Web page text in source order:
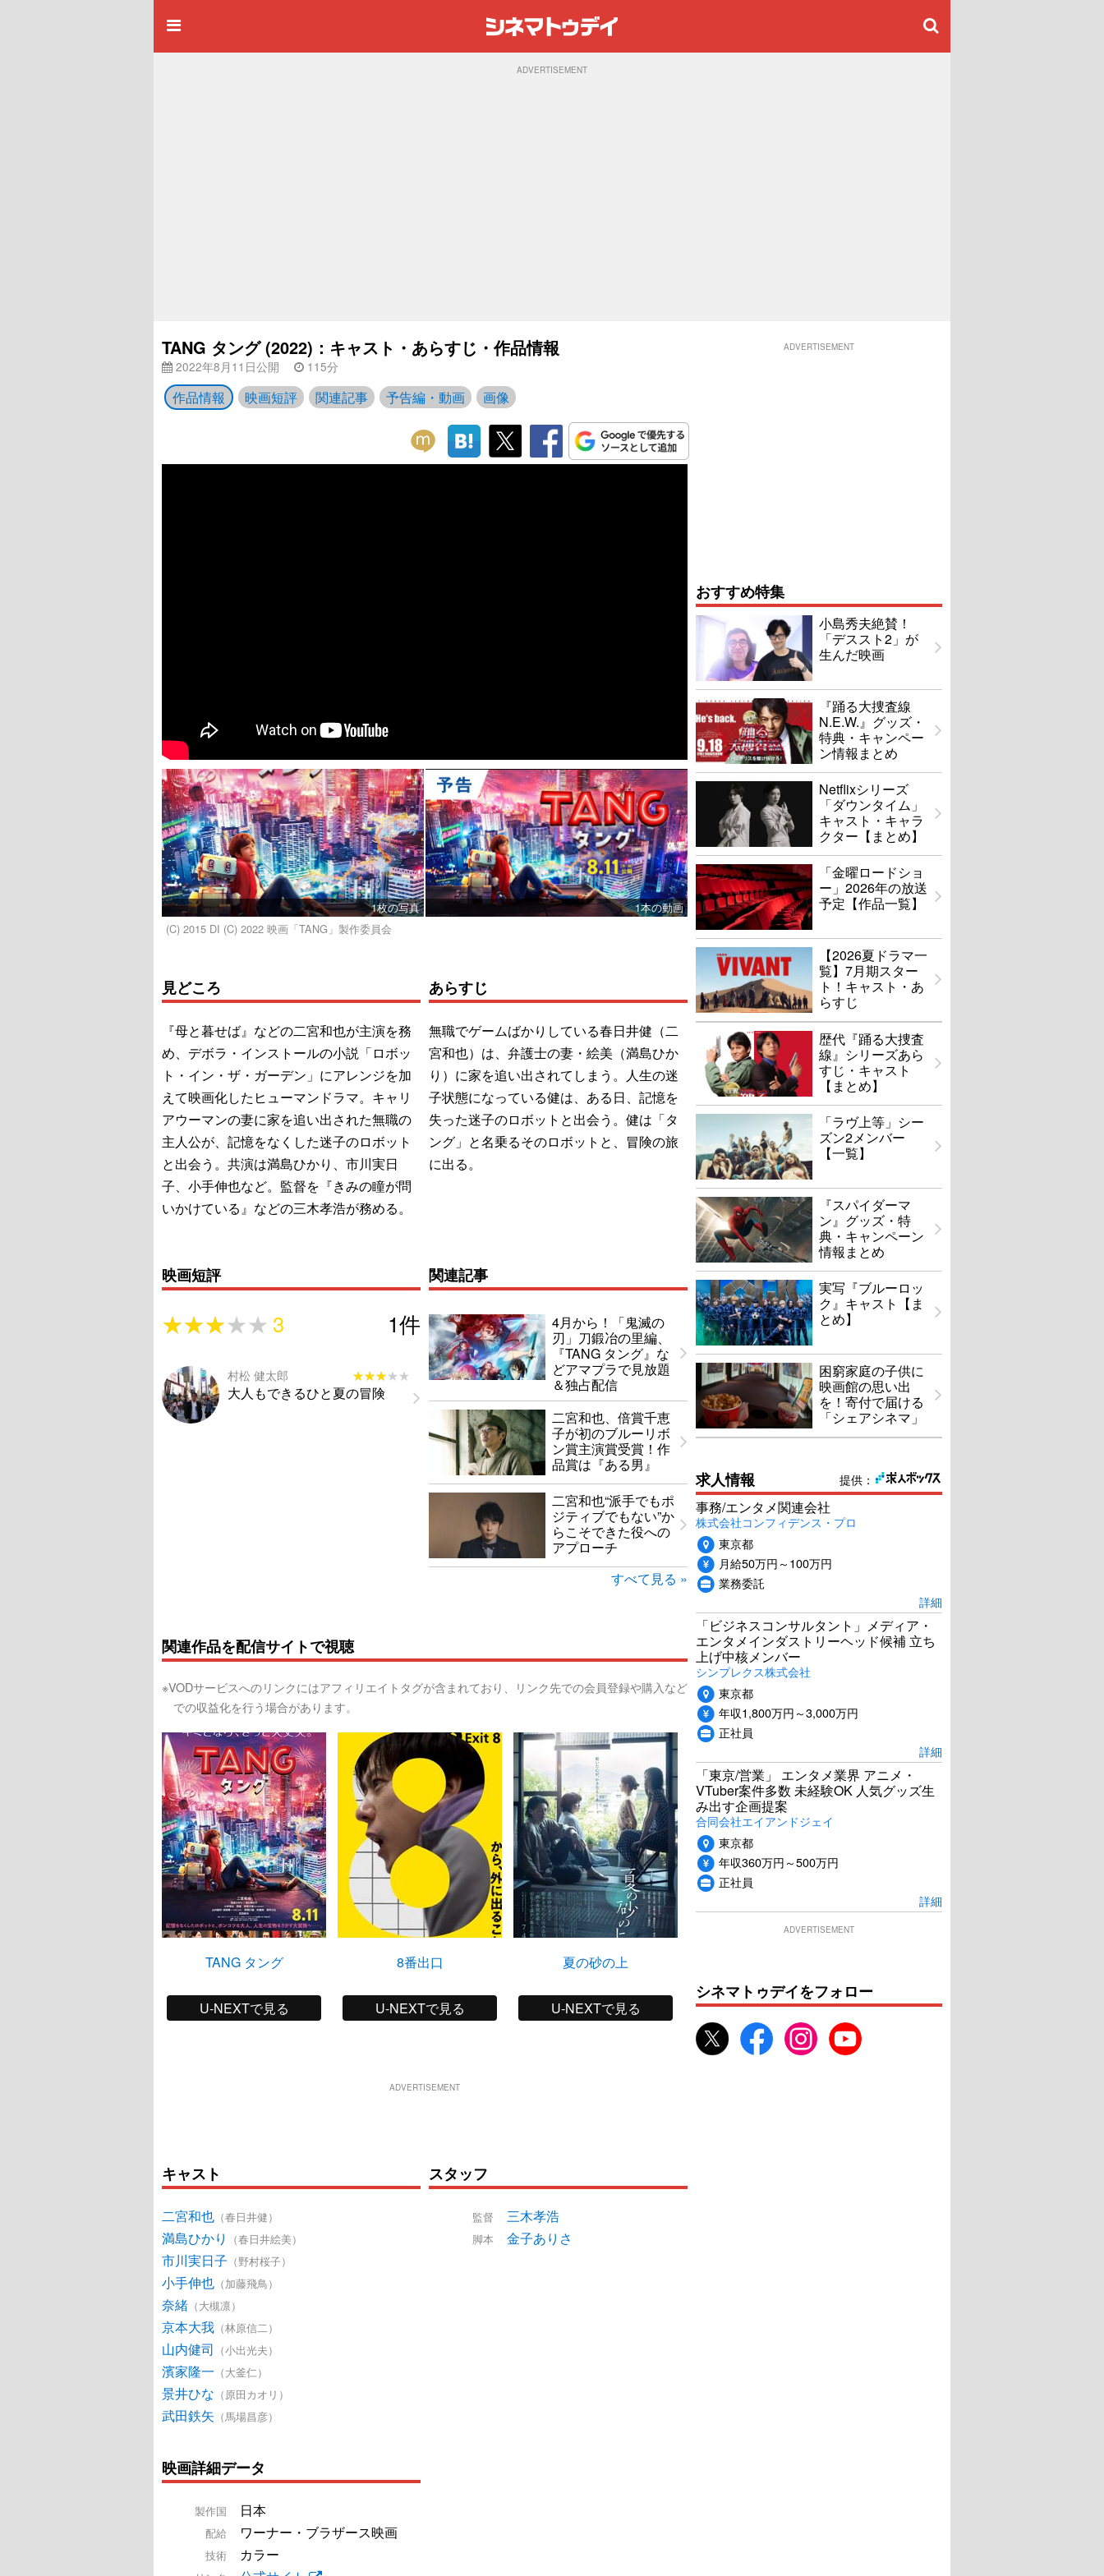
ADVERTISEMENT
TANG タング (2022)：キャスト・あらすじ・作品情報
2022年8月11日公開 115分
作品情報 映画短評 関連記事 予告編・動画 画像
1枚の写真
1本の動画
(C) 2015 DI (C) 2022 映画「TANG」製作委員会
見どころ
『母と暮せば』などの二宮和也が主演を務
め、デボラ・インストールの小説「ロボッ
ト・イン・ザ・ガーデン」にアレンジを加
えて映画化したヒューマンドラマ。キャリ
アウーマンの妻に家を追い出された無職の
主人公が、記憶をなくした迷子のロボット
と出会う。共演は満島ひかり、市川実日
子、小手伸也など。監督を『きみの瞳が問
いかけている』などの三木孝浩が務める。
あらすじ
無職でゲームばかりしている春日井健（二
宮和也）は、弁護士の妻・絵美（満島ひか
り）に家を追い出されてしまう。人生の迷
子状態になっている健は、ある日、記憶を
失った迷子のロボットと出会う。健は「タ
ング」と名乗るそのロボットと、冒険の旅
に出る。
映画短評
★★★★★
★★★★★ 3 1件
村松 健太郎 ★★★★★
★★★★★
大人もできるひと夏の冒険
関連記事
4月から！「鬼滅の
刃」刀鍛冶の里編、
『TANG タング』な
どアマプラで見放題
＆独占配信
二宮和也、倍賞千恵
子が初のブルーリボ
ン賞主演賞受賞！作
品賞は『ある男』
二宮和也“派手でもポ
ジティブでもない”か
らこそできた役への
アプローチ
すべて見る »
関連作品を配信サイトで視聴
※VODサービスへのリンクにはアフィリエイトタグが含まれており、リンク先での会員登録や購入など
での収益化を行う場合があります。
TANG タング
U-NEXTで見る
8番出口
U-NEXTで見る
夏の砂の上
U-NEXTで見る
PARTY
U-NEXTで見る U-NEXTで見る
ADVERTISEMENT
キャスト
二宮和也 （春日井健）
満島ひかり （春日井絵美）
市川実日子 （野村桜子）
小手伸也 （加藤飛鳥）
奈緒 （大槻凛）
京本大我 （林原信二）
山内健司 （小出光夫）
濱家隆一 （大釜仁）
景井ひな （原田カオリ）
武田鉄矢 （馬場昌彦）
スタッフ
監督 三木孝浩
脚本 金子ありさ
映画詳細データ
製作国 日本
配給 ワーナー・ブラザース映画
技術 カラー
ADVERTISEMENT
おすすめ特集
小島秀夫絶賛！
「デススト2」が
生んだ映画
『踊る大捜査線
N.E.W.』グッズ・
特典・キャンペー
ン情報まとめ
Netflixシリーズ
「ダウンタイム」
キャスト・キャラ
クター【まとめ】
「金曜ロードショ
ー」2026年の放送
予定【作品一覧】
【2026夏ドラマ一
覧】7月期スター
ト！キャスト・あ
らすじ
歴代『踊る大捜査
線』シリーズあら
すじ・キャスト
【まとめ】
「ラヴ上等」シー
ズン2メンバー
【一覧】
『スパイダーマ
ン』グッズ・特
典・キャンペーン
情報まとめ
実写『ブルーロッ
ク』キャスト【ま
とめ】
困窮家庭の子供に
映画館の思い出
を！寄付で届ける
「シェアシネマ」
提供：
求人情報
事務/エンタメ関連会社
株式会社コンフィデンス・プロ
東京都
月給50万円～100万円
業務委託
詳細
「ビジネスコンサルタント」メディア・
エンタメインダストリーヘッド候補 立ち
上げ中核メンバー
シンプレクス株式会社
東京都
年収1,800万円～3,000万円
正社員
詳細
「東京/営業」 エンタメ業界 アニメ・
VTuber案件多数 未経験OK 人気グッズ生
み出す企画提案
合同会社エイアンドジェイ
東京都
年収360万円～500万円
正社員
詳細
ADVERTISEMENT
シネマトゥデイをフォロー